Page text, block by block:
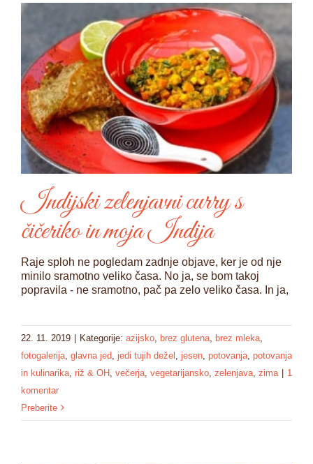
Indijski zelenjavni curry s
čičeriko in moja Indija
Raje sploh ne pogledam zadnje objave, ker je od nje
minilo sramotno veliko časa. No ja, se bom takoj
popravila - ne sramotno, pač pa zelo veliko časa. In ja,
22. 11. 2019 | Kategorije: azijsko brez glutena brez mleka
fotogalerija glavna jed jedi tujih dežel jesen potovanja potovanja
in kulinarika riž & OH večerja vegetarijansko zelenjava zima | 1
komentar
Preberite